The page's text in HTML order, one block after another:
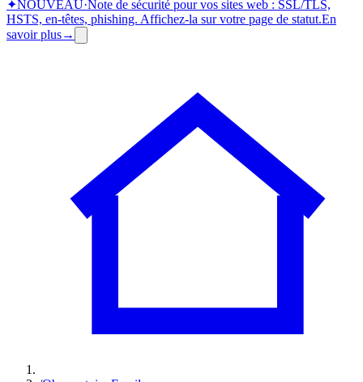
✦NOUVEAU·Note de sécurité pour vos sites web : SSL/TLS,
HSTS, en-têtes, phishing. Affichez-la sur votre page de statut.En
savoir plus→